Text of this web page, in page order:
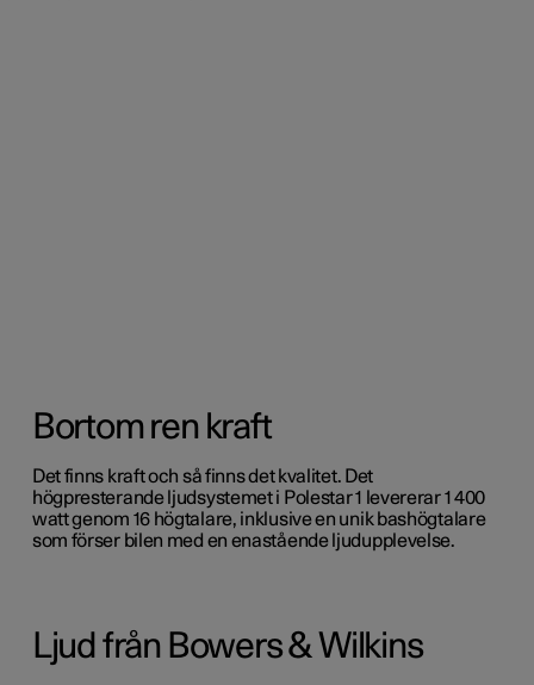
Bortom ren kraft
Det finns kraft och så finns det kvalitet. Det
högpresterande ljudsystemet i Polestar 1 levererar 1 400
watt genom 16 högtalare, inklusive en unik bashögtalare
som förser bilen med en enastående ljudupplevelse.
Ljud från Bowers & Wilkins